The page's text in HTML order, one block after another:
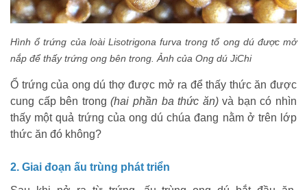
Hình ổ trứng của loài Lisotrigona furva trong tổ ong dú được mở
nắp để thấy trứng ong bên trong. Ảnh của Ong dú JiChi
Ổ trứng của ong dú thợ được mở ra để thấy thức ăn được
cung cấp bên trong(hai phần ba thức ăn)và bạn có nhìn
thấy một quả trứng của ong dú chúa đang nằm ở trên lớp
thức ăn đó không?
2. Giai đoạn ấu trùng phát triển